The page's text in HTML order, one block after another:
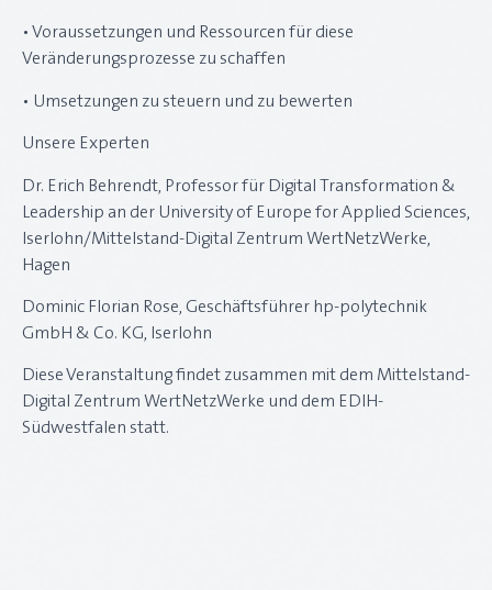
• Voraussetzungen und Ressourcen für diese
Veränderungsprozesse zu schaffen
• Umsetzungen zu steuern und zu bewerten
Unsere Experten
Dr. Erich Behrendt, Professor für Digital Transformation &
Leadership an der University of Europe for Applied Sciences,
Iserlohn/Mittelstand-Digital Zentrum WertNetzWerke,
Hagen
Dominic Florian Rose, Geschäftsführer hp-polytechnik
GmbH & Co. KG, Iserlohn
Diese Veranstaltung findet zusammen mit dem Mittelstand-
Digital Zentrum WertNetzWerke und dem EDIH-
Südwestfalen statt.